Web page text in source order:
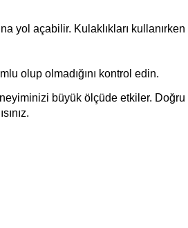
yol açabilir. Kulaklıkları
olup olmadığını kontrol edin.
büyük ölçüde etkiler.